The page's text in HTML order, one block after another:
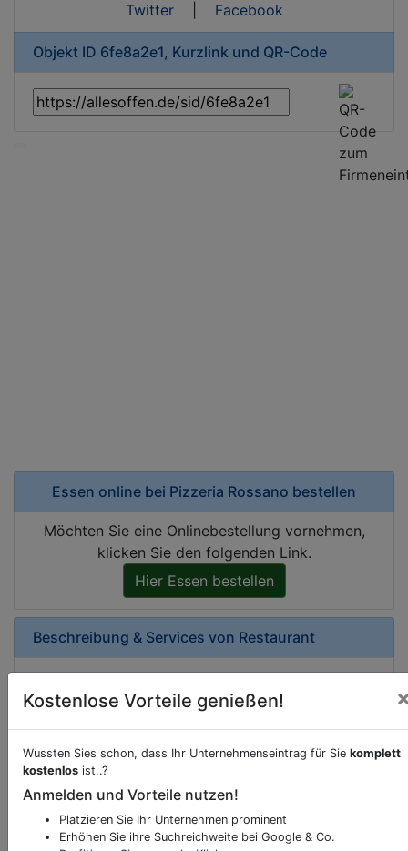
Twitter| Facebook
Objekt ID 6fe8a2e1, Kurzlink und QR-Code
Essen online bei Pizzeria Rossano bestellen
Möchten Sie eine Onlinebestellung vornehmen,
klicken Sie den folgenden Link.
Hier Essen bestellen
Beschreibung & Services von Restaurant
oder andere relevante Informationen hinzufügen?
Gerne erweitern wir Ihren Firmeneintrag um
Sonderangebote odere besondere Services, die
Ihr Unternehmen anbietet und womit Sie sich von
Ihren Wettbewerbern abheben.
Kostenlose Vorteile genießen!
Wussten Sies schon, dass Ihr Unternehmenseintrag für Sie komplett
kostenlos ist..?
Anmelden und Vorteile nutzen!
Platzieren Sie Ihr Unternehmen prominent
Erhöhen Sie ihre Suchreichweite bei Google & Co.